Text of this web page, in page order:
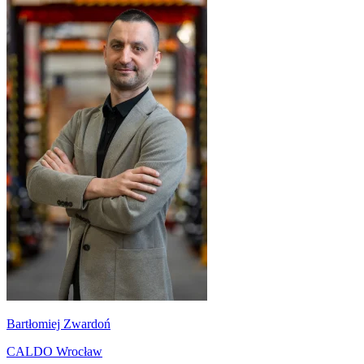
Bartłomiej Zwardoń
CALDO Wrocław